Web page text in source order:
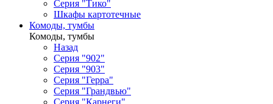
Серия "Тико"
Шкафы картотечные
Комоды, тумбы
Комоды, тумбы
Назад
Серия "902"
Серия "903"
Серия "Герра"
Серия "Грандвью"
Серия "Карнеги"